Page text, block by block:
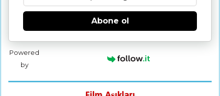
Abone ol
Powered
by